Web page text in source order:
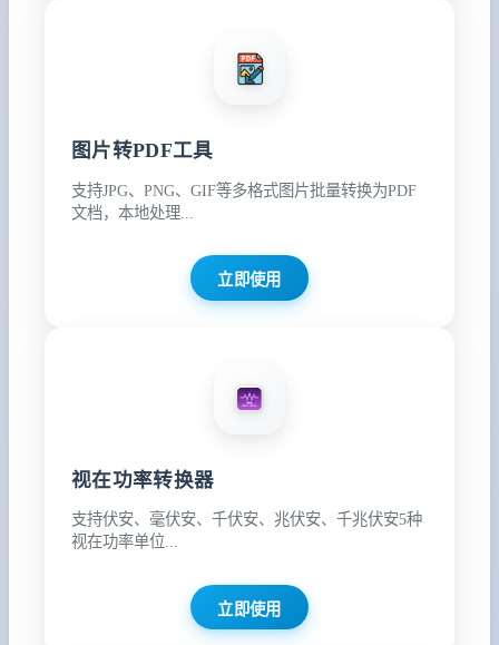
图片转PDF工具
支持JPG、PNG、GIF等多格式图片批量转换为PDF
文档，本地处理...
立即使用
视在功率转换器
支持伏安、毫伏安、千伏安、兆伏安、千兆伏安5种
视在功率单位...
立即使用